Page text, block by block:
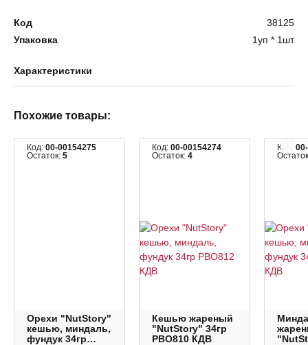
Код
38125
Упаковка
1уп * 1шт
Характеристики
Похожие товары:
Код: 00-00154275
Остаток: 5
Орехи "NutStory"
кешью, миндаль,
фундук 34гр
Код: 00-00154274
Остаток: 4
Кешью жареный
"NutStory" 34гр
РВО810 КДВ
Код: